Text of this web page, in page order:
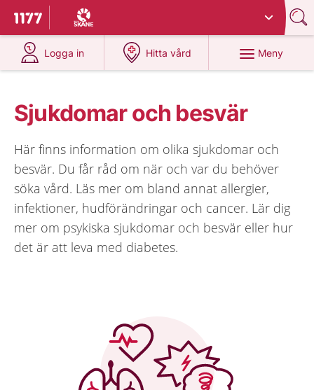
Till startsidan för 1177
Du har valt region
Logga in
på 1177.se
Hitta vård
på 1177.se
Meny
Sjukdomar och besvär
Här finns information om olika sjukdomar och
besvär. Du får råd om när och var du behöver
söka vård. Läs mer om bland annat allergier,
infektioner, hudförändringar och cancer. Lär dig
mer om psykiska sjukdomar och besvär eller hur
det är att leva med diabetes.